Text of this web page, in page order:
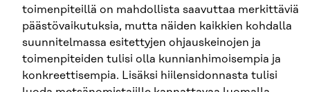
toimenpiteillä on mahdollista saavuttaa merkittäviä
päästövaikutuksia, mutta näiden kaikkien kohdalla
suunnitelmassa esitettyjen ohjauskeinojen ja
toimenpiteiden tulisi olla kunnianhimoisempia ja
konkreettisempia. Lisäksi hiilensidonnasta tulisi